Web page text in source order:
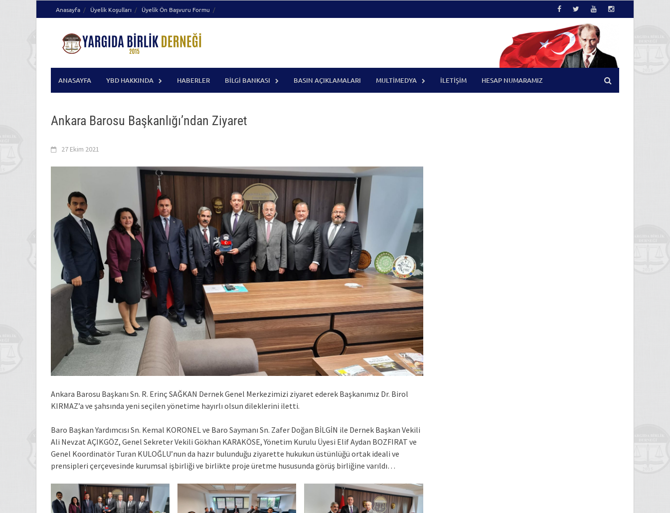
to
Anasayfa Üyelik Koşulları Üyelik Ön Başvuru Formu
ANASAYFA YBD HAKKINDA HABERLER BILGI BANKASI BASIN AÇIKLAMALARI MULTIMEDYA İLETIŞIM HESAP NUMARAMIZ
Ankara Barosu Başkanlığı’ndan Ziyaret
27 Ekim 2021
Ankara Barosu Başkanı Sn. R. Erinç SAĞKAN Dernek Genel Merkezimizi ziyaret ederek Başkanımız Dr. Birol
KIRMAZ’a ve şahsında yeni seçilen yönetime hayırlı olsun dileklerini iletti.
Baro Başkan Yardımcısı Sn. Kemal KORONEL ve Baro Saymanı Sn. Zafer Doğan BİLGİN ile Dernek Başkan Vekili
Ali Nevzat AÇIKGÖZ, Genel Sekreter Vekili Gökhan KARAKÖSE, Yönetim Kurulu Üyesi Elif Aydan BOZFIRAT ve
Genel Koordinatör Turan KULOĞLU’nun da hazır bulunduğu ziyarette hukukun üstünlüğü ortak ideali ve
prensipleri çerçevesinde kurumsal işbirliği ve birlikte proje üretme hususunda görüş birliğine varıldı…